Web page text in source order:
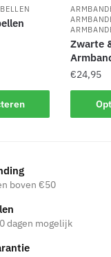
Zwarte
€24,95
product
boven €50
dagen mogelijk